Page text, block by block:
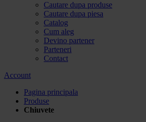
Cautare dupa produse
Cautare dupa piesa
Catalog
Cum aleg
Devino partener
Parteneri
Contact
Account
Pagina principala
Produse
Chiuvete